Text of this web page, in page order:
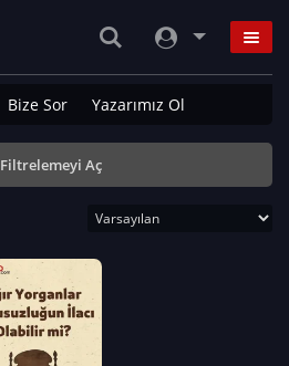
Bize Sor Yazarımız Ol
Filtrelemeyi Aç